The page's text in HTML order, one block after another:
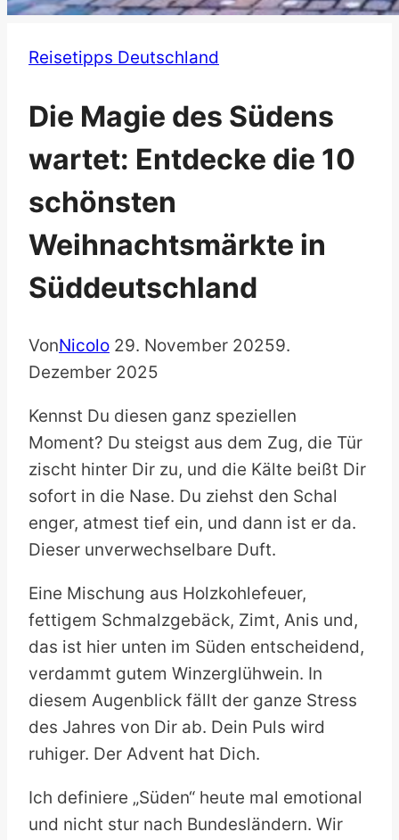
Reisetipps Deutschland
Die Magie des Südens
wartet: Entdecke die 10
schönsten
Weihnachtsmärkte in
Süddeutschland
VonNicolo 29. November 20259.
Dezember 2025
Kennst Du diesen ganz speziellen
Moment? Du steigst aus dem Zug, die Tür
zischt hinter Dir zu, und die Kälte beißt Dir
sofort in die Nase. Du ziehst den Schal
enger, atmest tief ein, und dann ist er da.
Dieser unverwechselbare Duft.
Eine Mischung aus Holzkohlefeuer,
fettigem Schmalzgebäck, Zimt, Anis und,
das ist hier unten im Süden entscheidend,
verdammt gutem Winzerglühwein. In
diesem Augenblick fällt der ganze Stress
des Jahres von Dir ab. Dein Puls wird
ruhiger. Der Advent hat Dich.
Ich definiere „Süden“ heute mal emotional
und nicht stur nach Bundesländern. Wir